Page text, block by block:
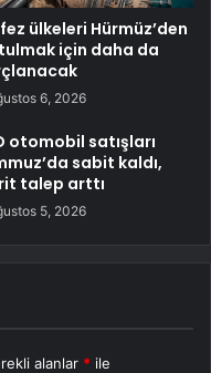
ülkeleri Hürmüz’den
için daha da
6, 2026
otomobil satışları
sabit kaldı,
talep arttı
5, 2026
alanlar * ile